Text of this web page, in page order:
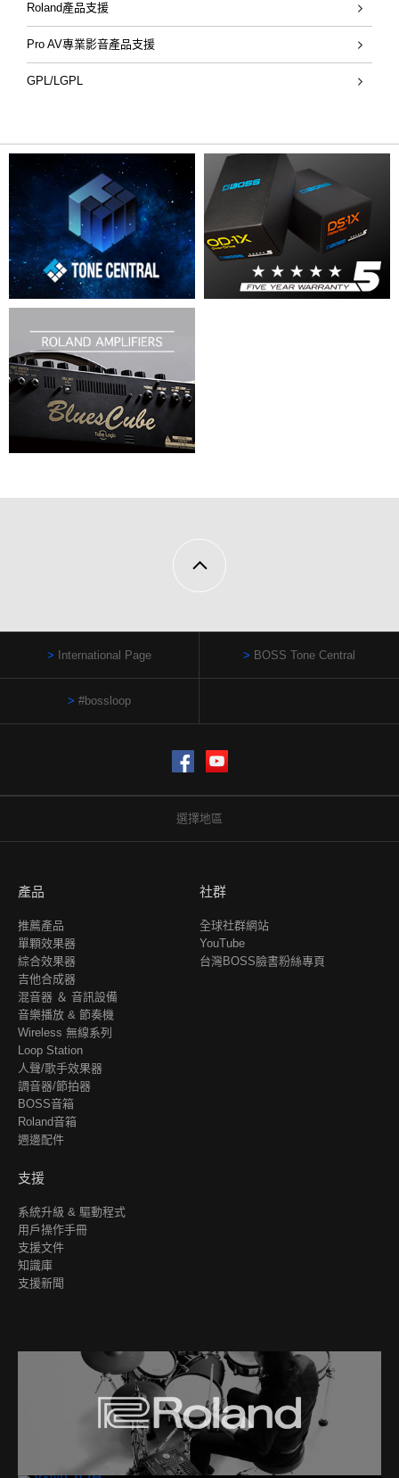
Roland產品支援
Pro AV專業影音產品支援
GPL/LGPL
International Page BOSS Tone Central
#bossloop
Facebook
選擇地區
產品
推薦產品
單顆效果器
綜合效果器
吉他合成器
混音器 ＆ 音訊設備
音樂播放 & 節奏機
Wireless 無線系列
Loop Station
人聲/歌手效果器
調音器/節拍器
BOSS音箱
Roland音箱
週邊配件
社群
全球社群網站
YouTube
台灣BOSS臉書粉絲專頁
支援
系統升級 & 驅動程式
用戶操作手冊
支援文件
知識庫
支援新聞